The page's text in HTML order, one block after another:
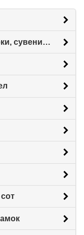
Мыло, косметика, свечи, подарки, сувениры.